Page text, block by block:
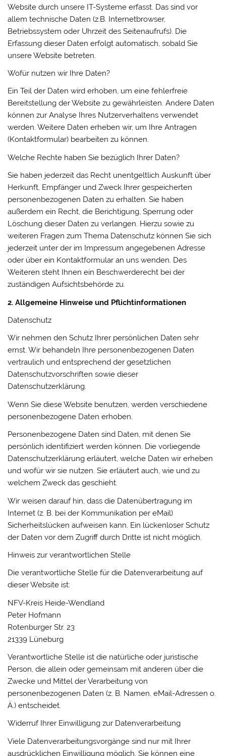
Website durch unsere IT-Systeme erfasst. Das sind vor
allem technische Daten (z.B. Internetbrowser,
Betriebssystem oder Uhrzeit des Seitenaufrufs). Die
Erfassung dieser Daten erfolgt automatisch, sobald Sie
unsere Website betreten.
Wofür nutzen wir Ihre Daten?
Ein Teil der Daten wird erhoben, um eine fehlerfreie
Bereitstellung der Website zu gewährleisten. Andere Daten
können zur Analyse Ihres Nutzerverhaltens verwendet
werden. Weitere Daten erheben wir, um Ihre Antragen
(Kontaktformular) bearbeiten zu können.
Welche Rechte haben Sie bezüglich Ihrer Daten?
Sie haben jederzeit das Recht unentgeltlich Auskunft über
Herkunft, Empfänger und Zweck Ihrer gespeicherten
personenbezogenen Daten zu erhalten. Sie haben
außerdem ein Recht, die Berichtigung, Sperrung oder
Löschung dieser Daten zu verlangen. Hierzu sowie zu
weiteren Fragen zum Thema Datenschutz können Sie sich
jederzeit unter der im Impressum angegebenen Adresse
oder über ein Kontaktformular an uns wenden. Des
Weiteren steht Ihnen ein Beschwerderecht bei der
zuständigen Aufsichtsbehörde zu.
2. Allgemeine Hinweise und Pflichtinformationen
Datenschutz
Wir nehmen den Schutz Ihrer persönlichen Daten sehr
ernst. Wir behandeln Ihre personenbezogenen Daten
vertraulich und entsprechend der gesetzlichen
Datenschutzvorschriften sowie dieser
Datenschutzerklärung.
Wenn Sie diese Website benutzen, werden verschiedene
personenbezogene Daten erhoben.
Personenbezogene Daten sind Daten, mit denen Sie
persönlich identifiziert werden können. Die vorliegende
Datenschutzerklärung erläutert, welche Daten wir erheben
und wofür wir sie nutzen. Sie erläutert auch, wie und zu
welchem Zweck das geschieht.
Wir weisen darauf hin, dass die Datenübertragung im
Internet (z. B. bei der Kommunikation per eMail)
Sicherheitslücken aufweisen kann. Ein lückenloser Schutz
der Daten vor dem Zugriff durch Dritte ist nicht möglich.
Hinweis zur verantwortlichen Stelle
Die verantwortliche Stelle für die Datenverarbeitung auf
dieser Website ist:
NFV-Kreis Heide-Wendland
Peter Hofmann
Rotenburger Str. 23
21339 Lüneburg
Verantwortliche Stelle ist die natürliche oder juristische
Person, die allein oder gemeinsam mit anderen über die
Zwecke und Mittel der Verarbeitung von
personenbezogenen Daten (z. B. Namen, eMail-Adressen o.
Ä.) entscheidet.
Widerruf Ihrer Einwilligung zur Datenverarbeitung
Viele Datenverarbeitungsvorgänge sind nur mit Ihrer
ausdrücklichen Einwilligung möglich. Sie können eine